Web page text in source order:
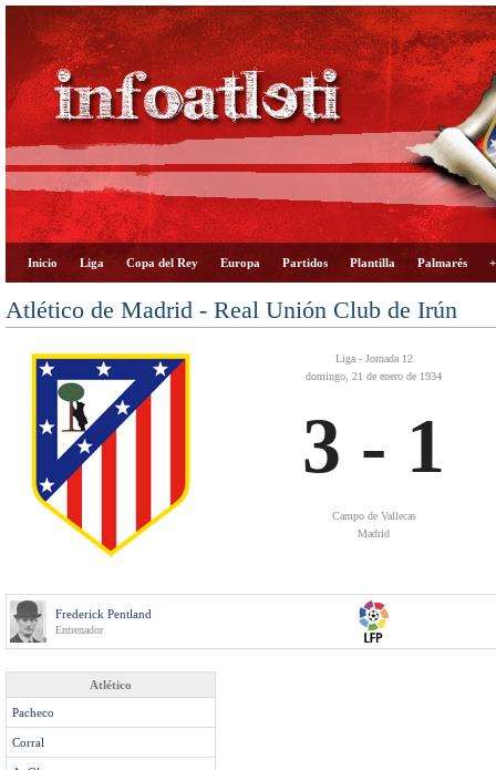
Inicio Liga Copa del Rey Europa Partidos Plantilla Palmarés
Atlético de Madrid - Real Unión Club de Irún
Liga - Jornada 12
domingo, 21 de enero de 1934
3 - 1
Campo de Vallecas
Madrid
Frederick Pentland
Entrenador
Atlético
Pacheco
Corral